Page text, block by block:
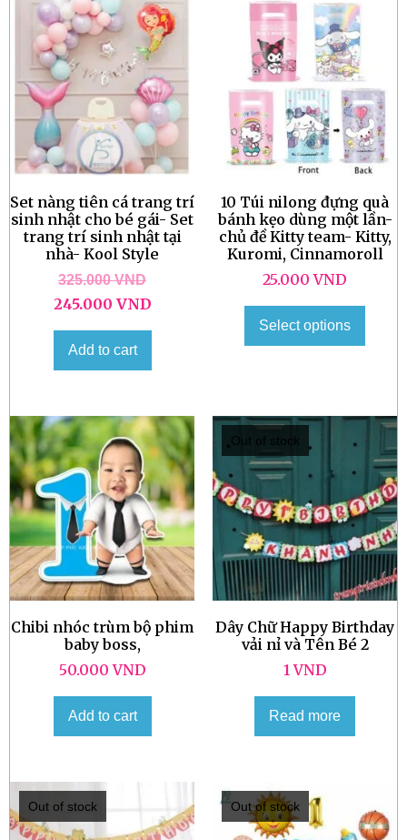
Set nàng tiên cá trang trí
sinh nhật cho bé gái- Set
trang trí sinh nhật tại
nhà- Kool Style
325.000VND
245.000 VND
Add to cart
10 Túi nilong đựng quà
bánh kẹo dùng một lần-
chủ đề Kitty team- Kitty,
Kuromi, Cinnamoroll
25.000VND
Select options
Chibi nhóc trùm bộ phim
baby boss,
50.000VND
Add to cart
Out of stock
Dây Chữ Happy Birthday
vải nỉ và Tên Bé 2
1VND
Read more
Out of stock Out of stock